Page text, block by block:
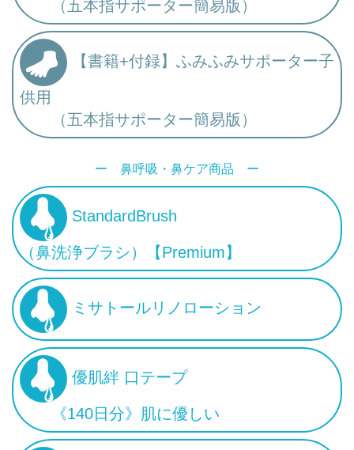
（五本指サポーター簡易版）
【書籍+付録】ふみふみサポーター子
供用
（五本指サポーター簡易版）
ー 鼻呼吸・鼻ケア商品 ー
StandardBrush
（鼻洗浄ブラシ）【Premium】
ミサトールリノローション
優肌絆 口テープ
《140日分》肌に優しい